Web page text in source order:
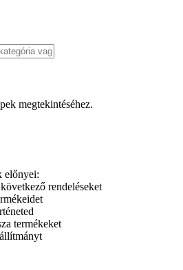
megtekintéséhez.
előnyei:
rendeléseket
termékeket